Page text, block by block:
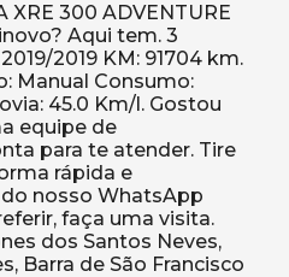
300 ADVENTURE
Aqui tem. 3
2019 KM: 91704 km.
Manual Consumo:
45.0 Km/l. Gostou
equipe de
para te atender. Tire
rápida e
nosso WhatsApp
faça uma visita.
dos Santos Neves,
Barra de São Francisco